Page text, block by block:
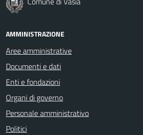
AMMINISTRAZIONE
Aree amministrative
Documenti e dati
Enti e fondazioni
Organi di governo
Personale amministrativo
Politici